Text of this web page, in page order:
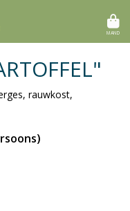
MAND
rauwkost,